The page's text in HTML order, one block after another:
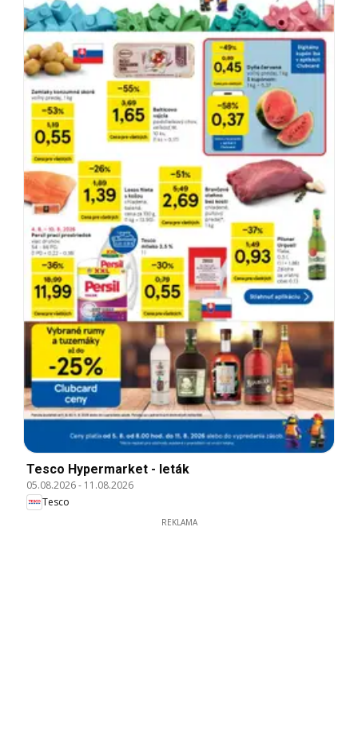
Tesco Hypermarket - leták
05.08.2026- 11.08.2026
Tesco
REKLAMA